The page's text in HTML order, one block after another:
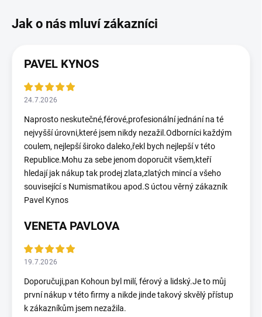
PAVEL KYNOS
24.7.2026
Naprosto neskutečné,férové,profesionální jednání na té
nejvyšší úrovni,které jsem nikdy nezažil.Odborníci každým
coulem, nejlepší široko daleko,řekl bych nejlepší v této
Republice.Mohu za sebe jenom doporučit všem,kteří
hledají jak nákup tak prodej zlata,zlatých mincí a všeho
související s Numismatikou apod.S úctou věrný zákazník
Pavel Kynos
VENETA PAVLOVA
19.7.2026
Doporučuji,pan Kohoun byl milí, férový a lidský.Je to můj
první nákup v této firmy a nikde jinde takový skvělý přístup
k zákazníkům jsem nezažila.